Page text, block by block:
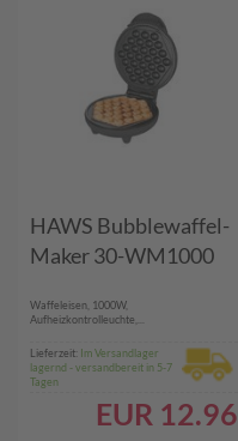
HAWS Bubblewaffel-
Maker 30-WM1000
Waffeleisen, 1000W,
Aufheizkontrolleuchte,...
Lieferzeit: Im Versandlager
lagernd - versandbereit in 5-7
Tagen
EUR 12.96